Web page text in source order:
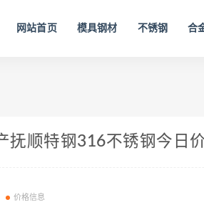
网站首页 模具钢材 不锈钢 合
抚顺特钢316不锈钢今日
价格信息